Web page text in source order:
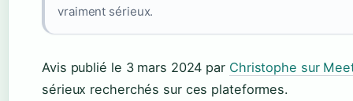
vraiment sérieux.
Avis publié le 3 mars 2024 par Christophe sur
sérieux recherchés sur ces plateformes.